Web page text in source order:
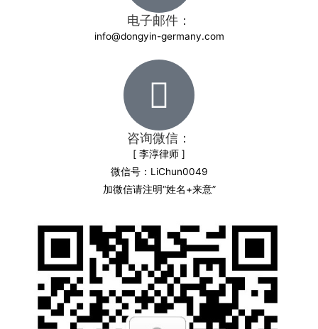
电子邮件：
info@dongyin-germany.com
咨询微信：
[ 李淳律师 ]
微信号：LiChun0049
加微信请注明“姓名+来意”